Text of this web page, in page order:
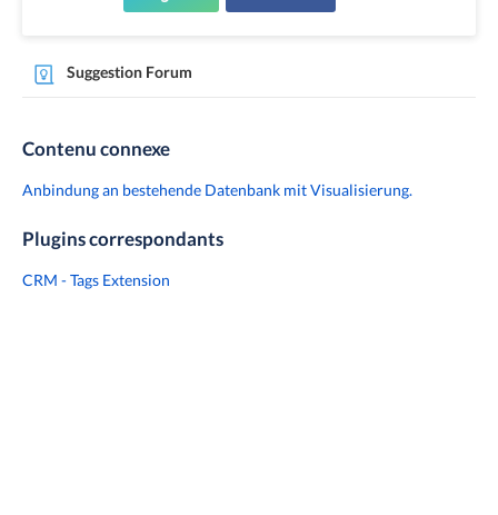
Suggestion Forum
Contenu connexe
Anbindung an bestehende Datenbank mit Visualisierung.
Plugins correspondants
CRM - Tags Extension